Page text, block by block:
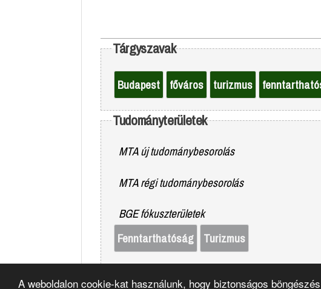
A weboldalon cookie-kat használunk, hogy biztonságos
Tárgyszavak
Budapest főváros turizmus
Tudományterületek
MTA új tudománybesorolás
MTA régi tudománybesorolás
BGE fókuszterületek
Fenntarthatóság
Turizmus